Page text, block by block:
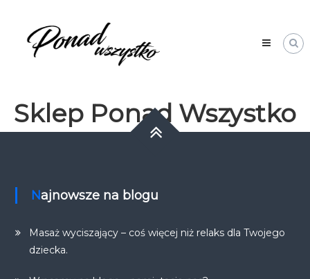
contentWszystko
Sklep Ponad Wszystko
Najnowsze na blogu
Masaż wyciszający – coś więcej niż relaks dla Twojego
dziecka.